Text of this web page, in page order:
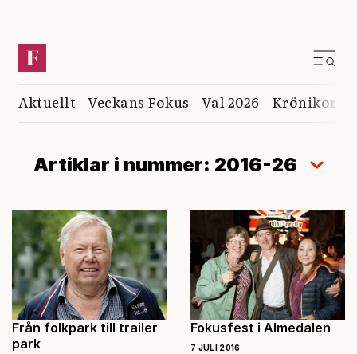
Aktuellt Veckans Fokus Val 2026 Krönikor
Artiklar i nummer: 2016-26
Från folkpark till trailer
park
Fokusfest i Almedalen
7 JULI 2016